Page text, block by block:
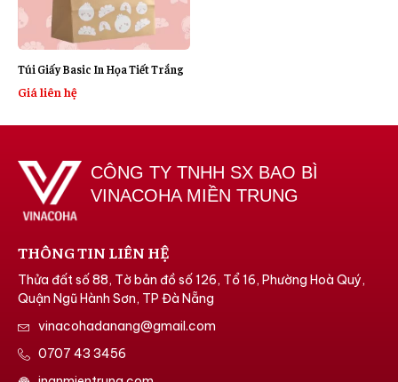
Túi Giấy Basic In Họa Tiết Trắng
Giá liên hệ
CÔNG TY TNHH SX BAO BÌ
VINACOHA MIỀN TRUNG
THÔNG TIN LIÊN HỆ
Thửa đất số 88, Tờ bản đồ số 126, Tổ 16, Phường Hoà Quý,
Quận Ngũ Hành Sơn, TP Đà Nẵng
vinacohadanang@gmail.com
0707 43 3456